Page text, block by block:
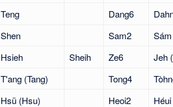
Teng Dang6
Shen Sam2
Hsieh Sheih Ze6
Jeh
T'ang (Tang) Tong4
Hsü (Hsu) Heoi2